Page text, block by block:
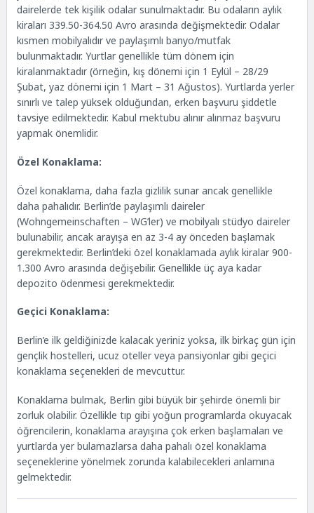
dairelerde tek kişilik odalar sunulmaktadır. Bu odaların aylık
kiraları 339.50-364.50 Avro arasında değişmektedir. Odalar
kısmen mobilyalıdır ve paylaşımlı banyo/mutfak
bulunmaktadır. Yurtlar genellikle tüm dönem için
kiralanmaktadır (örneğin, kış dönemi için 1 Eylül – 28/29
Şubat, yaz dönemi için 1 Mart – 31 Ağustos). Yurtlarda yerler
sınırlı ve talep yüksek olduğundan, erken başvuru şiddetle
tavsiye edilmektedir. Kabul mektubu alınır alınmaz başvuru
yapmak önemlidir.
Özel Konaklama:
Özel konaklama, daha fazla gizlilik sunar ancak genellikle
daha pahalıdır. Berlin’de paylaşımlı daireler
(Wohngemeinschaften – WG’ler) ve mobilyalı stüdyo daireler
bulunabilir, ancak arayışa en az 3-4 ay önceden başlamak
gerekmektedir. Berlin’deki özel konaklamada aylık kiralar 900-
1.300 Avro arasında değişebilir. Genellikle üç aya kadar
depozito ödenmesi gerekmektedir.
Geçici Konaklama:
Berlin’e ilk geldiğinizde kalacak yeriniz yoksa, ilk birkaç gün için
gençlik hostelleri, ucuz oteller veya pansiyonlar gibi geçici
konaklama seçenekleri de mevcuttur.
Konaklama bulmak, Berlin gibi büyük bir şehirde önemli bir
zorluk olabilir. Özellikle tıp gibi yoğun programlarda okuyacak
öğrencilerin, konaklama arayışına çok erken başlamaları ve
yurtlarda yer bulamazlarsa daha pahalı özel konaklama
seçeneklerine yönelmek zorunda kalabilecekleri anlamına
gelmektedir.